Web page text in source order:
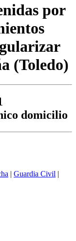
por
(Toledo)
domicilio
| Guardia Civil |